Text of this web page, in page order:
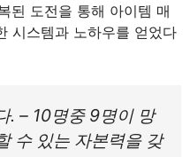
된 도전을 통해 아이템 매
시스템과 노하우를 얻었다
. – 10명중 9명이 망
수 있는 자본력을 갖